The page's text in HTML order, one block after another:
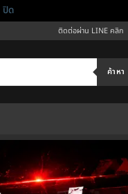
ปิด
ติดต่อผ่าน LINE คลิก
ค้าหา